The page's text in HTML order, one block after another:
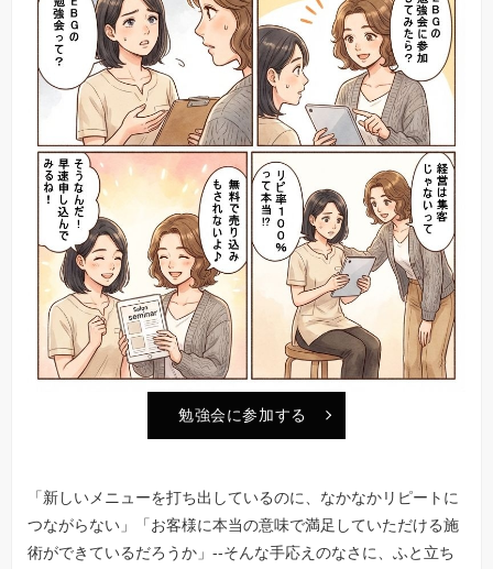
勉強会に参加する
「新しいメニューを打ち出しているのに、なかなかリピートに
つながらない」「お客様に本当の意味で満足していただける施
術ができているだろうか」--そんな手応えのなさに、ふと立ち